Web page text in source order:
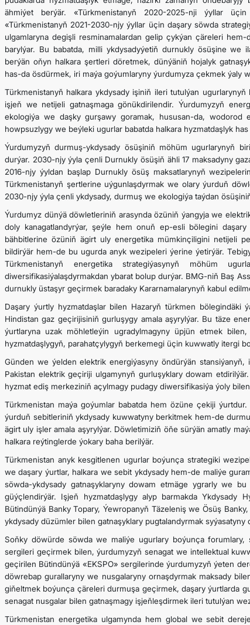
ähmiýet berýär. «Türkmenistanyň 2020-2025-nji ýyllar
«Türkmenistanyň 2021-2030-njy ýyllar üçin daşary söwda
ulgamlaryna degişli resminamalardan gelip çykýan çäreleri
barylýar. Bu babatda, milli ykdysadyýetiň durnukly ösüşine we
berýän oňyn halkara şertleri döretmek, dünýäniň hojalyk
has-da ösdürmek, iri maýa goýumlaryny ýurdumyza çekmek ýaly
Türkmenistanyň halkara ykdysady işiniň ileri tutulýan
işjeň we netijeli gatnaşmaga gönükdirilendir. Ýurdumyzyň
ekologiýa we daşky gurşawy goramak, hususan-da, wodorod
howpsuzlygy we beýleki ugurlar babatda halkara hyzmatdaşlyk
Ýurdumyzyň durmuş-ykdysady ösüşiniň möhüm ugurlarynyň
durýar. 2030-njy ýyla çenli Durnukly ösüşiň ähli 17 maksadyny
2016-njy ýyldan başlap Durnukly ösüş maksatlarynyň
Türkmenistanyň şertlerine uýgunlaşdyrmak we olary ýurduň
2030-njy ýyla çenli ykdysady, durmuş we ekologiýa taýdan
Ýurdumyz dünýä döwletleriniň arasynda özüniň ýangyja we
doly kanagatlandyrýar, şeýle hem onuň ep-esli bölegini
bähbitlerine özüniň ägirt uly energetika mümkinçiligini netijeli
bildirýär hem-de bu ugurda anyk wezipeleri ýerine ýetirýär.
Türkmenistanyň energetika strategiýasynyň möhüm
diwersifikasiýalaşdyrmakdan ybarat bolup durýar. BMG-niň Baş
durnukly üstaşyr geçirmek baradaky Kararnamalarynyň kabul
Daşary ýurtly hyzmatdaşlar bilen Hazaryň türkmen bölegindäki
Hindistan gaz geçirijisiniň gurluşygy amala aşyrylýar. Bu täze
ýurtlaryna uzak möhletleýin ugradylmagyny üpjün etmek
hyzmatdaşlygyň, parahatçylygyň berkemegi üçin kuwwatly itergi
Günden we ýelden elektrik energiýasyny öndürýän
Pakistan elektrik geçiriji ulgamynyň gurluşyklary dowam
hyzmat ediş merkeziniň açylmagy pudagy diwersifikasiýa ýoly
Türkmenistan maýa goýumlar babatda hem özüne çekiji
ýurduň sebitleriniň ykdysady kuwwatyny berkitmek hem-de
ägirt uly işler amala aşyrylýar. Döwletimiziň öňe sürýän amatly
halkara reýtinglerde ýokary baha berilýär.
Türkmenistan anyk kesgitlenen ugurlar boýunça strategiki
we daşary ýurtlar, halkara we sebit ykdysady hem-de maliýe
söwda-ykdysady gatnaşyklaryny dowam etmäge ygrarly we
güýçlendirýär. Işjeň hyzmatdaşlygy alyp barmakda Ykdysady
Bütindünýä Banky Topary, Ýewropanyň Täzeleniş we Ösüş
ykdysady düzümler bilen gatnaşyklary pugtalandyrmak syýasatyny
Soň­ky döwürde söwda we maliýe ugurlary boýunça forumlary,
sergileri geçirmek bilen, ýurdumyzyň senagat we intellektual
geçirilen Bütindünýä «EKSPO» sergilerinde ýurdumyzyň ýeten
döwrebap gurallaryny we nusgalaryny ornaşdyrmak maksady
gi­ňeltmek boýunça çäreleri durmuşa geçirmek, daşary ýurtlarda
senagat nusgalar bilen gatnaşmagy işjeňleşdirmek ileri tutulýan
Türkmenistan energetika ulgamynda hem global we sebit